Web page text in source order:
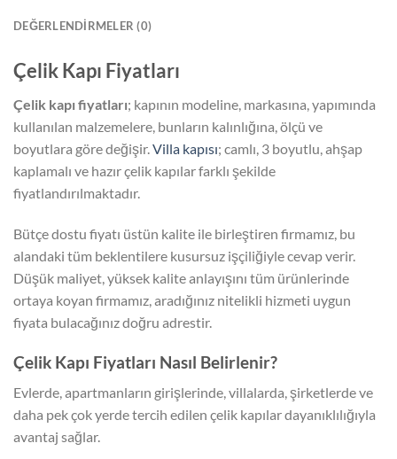
DEĞERLENDIRMELER (0)
Çelik Kapı Fiyatları
Çelik kapı fiyatları; kapının modeline, markasına, yapımında
kullanılan malzemelere, bunların kalınlığına, ölçü ve
boyutlara göre değişir.Villa kapısı; camlı, 3 boyutlu, ahşap
kaplamalı ve hazır çelik kapılar farklı şekilde
fiyatlandırılmaktadır.
Bütçe dostu fiyatı üstün kalite ile birleştiren firmamız, bu
alandaki tüm beklentilere kusursuz işçiliğiyle cevap verir.
Düşük maliyet, yüksek kalite anlayışını tüm ürünlerinde
ortaya koyan firmamız, aradığınız nitelikli hizmeti uygun
fiyata bulacağınız doğru adrestir.
Çelik Kapı Fiyatları Nasıl Belirlenir?
Evlerde, apartmanların girişlerinde, villalarda, şirketlerde ve
daha pek çok yerde tercih edilen çelik kapılar dayanıklılığıyla
avantaj sağlar.